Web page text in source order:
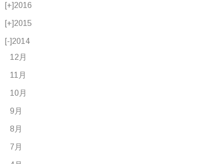
[+]2016
[+]2015
[-]2014
12月
11月
10月
9月
8月
7月